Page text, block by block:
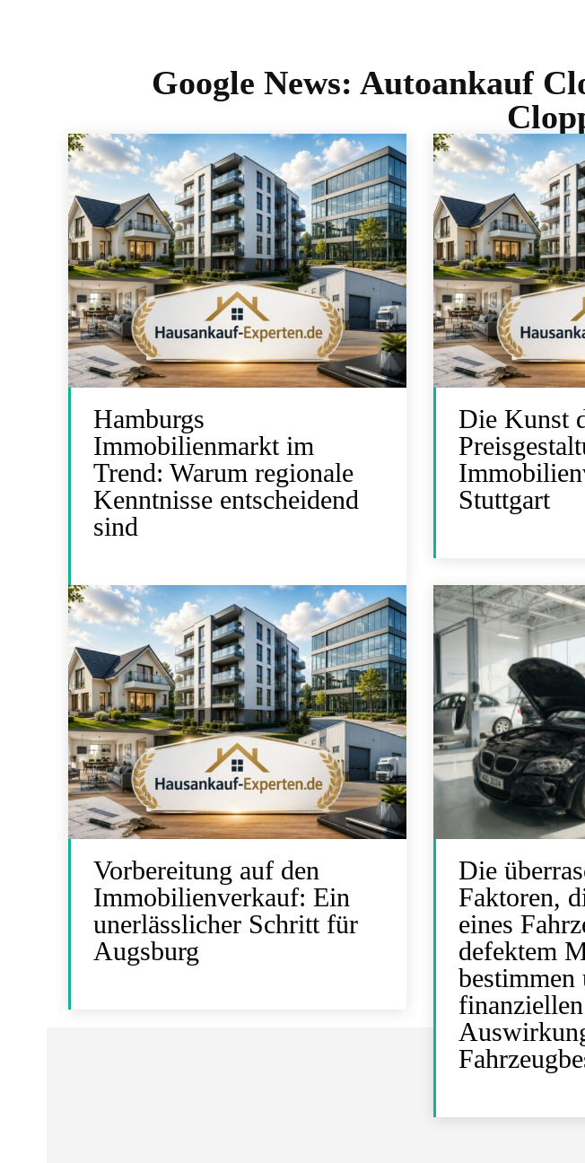
Google News: Autoankauf
Hamburgs
Immobilienmarkt im
Trend: Warum regionale
Kenntnisse entscheidend
sind
Die Kunst
Stuttgart
Vorbereitung auf den
Immobilienverkauf: Ein
unerlässlicher Schritt für
Augsburg
Die
Faktoren,
eines
defektem
bestimmen
finanziellen